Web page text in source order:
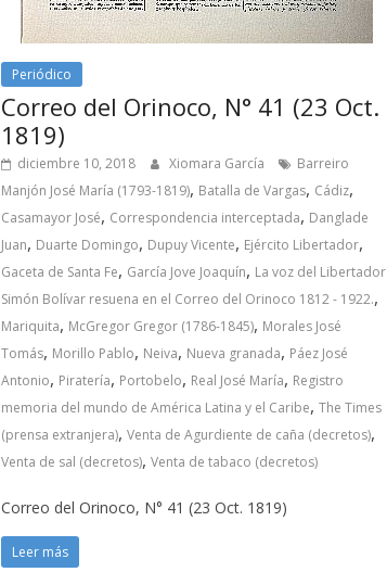
Periódico
Correo del Orinoco, N° 41 (23 Oct.
1819)
diciembre 10, 2018 Xiomara García
Barreiro
Manjón José María (1793-1819), Batalla de Vargas, Cádiz,
Casamayor José, Correspondencia interceptada, Danglade
Juan, Duarte Domingo, Dupuy Vicente, Ejército Libertador,
Gaceta de Santa Fe, García Jove Joaquín, La voz del Libertador
Simón Bolívar resuena en el Correo del Orinoco 1812 - 1922.,
Mariquita, McGregor Gregor (1786-1845), Morales José
Tomás, Morillo Pablo, Neiva, Nueva granada, Páez José
Antonio, Piratería, Portobelo, Real José María, Registro
memoria del mundo de América Latina y el Caribe,The Times
(prensa extranjera),Venta de Agurdiente de caña (decretos),
Venta de sal (decretos),Venta de tabaco (decretos)
Correo del Orinoco, N° 41 (23 Oct. 1819)
Leer más